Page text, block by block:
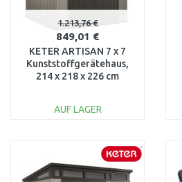
1.213,76 €
849,01 €
KETER ARTISAN 7 x 7
Kunststoffgerätehaus,
214 x 218 x 226 cm
AUF LAGER
WARENKORB
Vergleichen